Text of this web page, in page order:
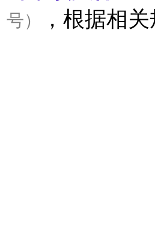
号） ，根据相